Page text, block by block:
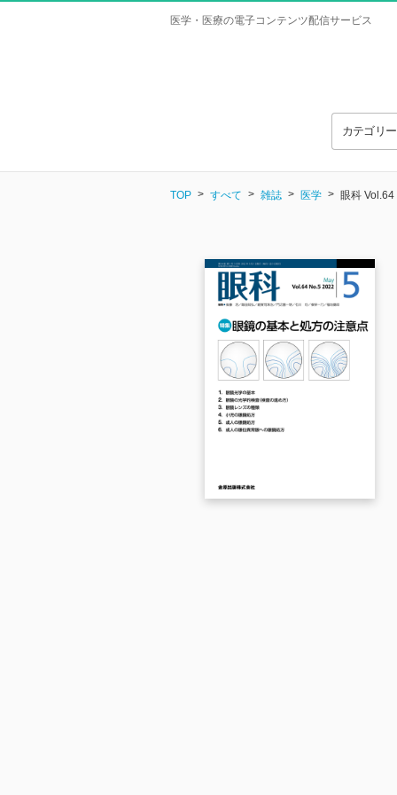
医学・医療の電子コンテンツ配信サービス
カテゴリ
TOP すべて 雑誌 医学 眼科